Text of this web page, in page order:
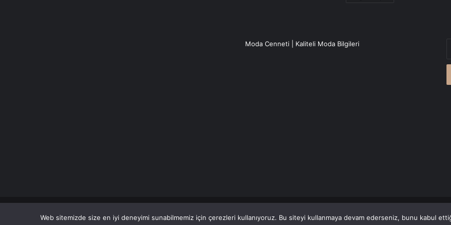
Moda Cenneti | Kaliteli Moda Bilgileri
© Copyright 2026 Her Hakkı Saklıdır. Son DakikaHaberlerCanlı Haber'den alınmaktadır.
Web sitemizde size en iyi deneyimi sunabilmemiz için çerezleri kullanıyoruz. Bu siteyi kullanmaya devam ederseniz, bunu kabul